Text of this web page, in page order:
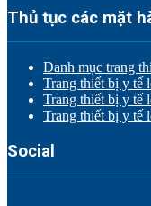
Thủ tục các mặt
Danh mục trang
Trang thiết bị y tế
Trang thiết bị y tế
Trang thiết bị y tế
Social